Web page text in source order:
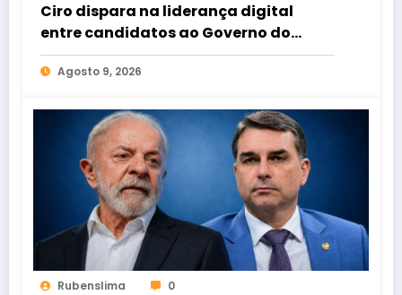
Ciro dispara na liderança digital
entre candidatos ao Governo do
Ceará
Agosto 9, 2026
Rubenslima 0